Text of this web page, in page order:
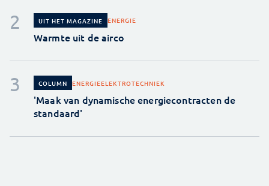
UIT HET MAGAZINE ENERGIE
Warmte uit de airco
COLUMN ENERGIEELEKTROTECHNIEK
'Maak van dynamische energiecontracten de
standaard'